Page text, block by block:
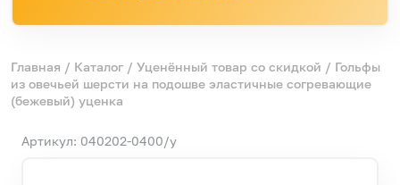
Главная / Каталог / Уценённый товар со скидкой / Гольфы
из овечьей шерсти на подошве эластичные согревающие
(бежевый) уценка
Артикул: 040202-0400/у